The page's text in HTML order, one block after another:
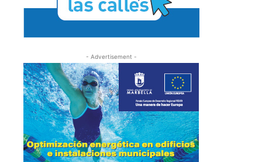
- Advertisement -